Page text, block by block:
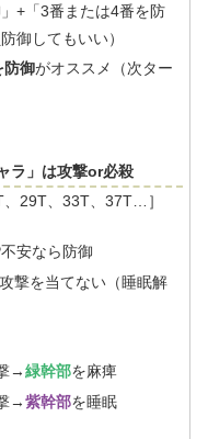
+「3番または4番を防
御してもいい）
防御がオススメ（次ター
ラ」は攻撃or必殺
、29T、33T、37T…］
安なら防御
撃を当てない（睡眠解
→緑幹部を麻痺
→紫幹部を睡眠